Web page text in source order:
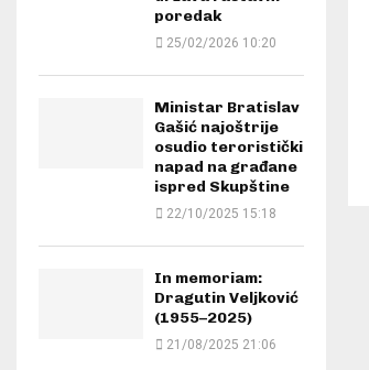
poredak
25/02/2026 10:20
Ministar Bratislav
Gašić najoštrije
osudio teroristički
napad na građane
ispred Skupštine
22/10/2025 15:18
In memoriam:
Dragutin Veljković
(1955–2025)
21/08/2025 21:06